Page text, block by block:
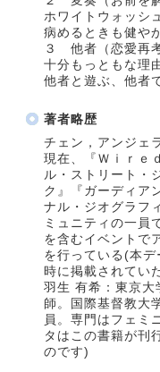
ホワイトウォッシ
病めるときも健や
３ 他者（恋愛再
十分もっともな理
他者と遊ぶ、他者
著者略歴
チェン，アンジェ
現在、『Ｗｉｒｅ
ル・ストリート・
ク』『ガーディア
ナル・ジオグラフ
ミュニティの一員
を含むイベントで
を行っている(本
時に掲載されてい
羽生 有希：東京大
師。国際基督教大
員。専門はフェミ
タはこの書籍が刊
のです)